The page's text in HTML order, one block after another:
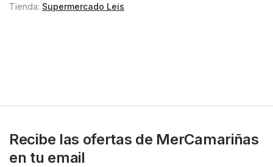
Tienda: Supermercado Leis
Recibe las ofertas de MerCamariñas
en tu email